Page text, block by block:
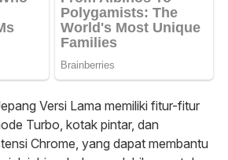
Versi Lama memiliki fitur-fitur
Turbo, kotak pintar, dan
Chrome, yang dapat membantu